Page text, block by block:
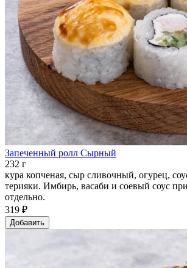
Запеченный ролл Сырный
232 г
кура копченая, сыр сливочный, огурец,
терияки. Имбирь, васаби и соевый соус
отдельно.
319 ₽
Добавить